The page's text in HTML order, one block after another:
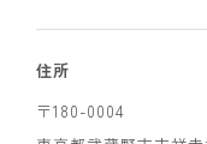
住所
〒180-0004